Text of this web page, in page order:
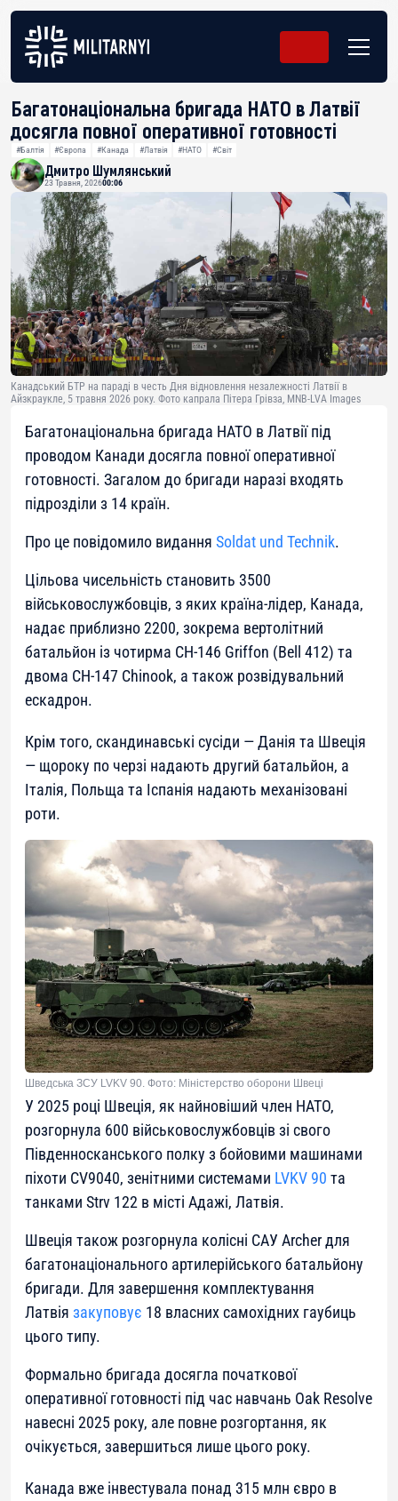
Багатонаціональна бригада НАТО в Латвії
досягла повної оперативної готовності
#Балтія #Європа #Канада #Латвія #НАТО #Світ
Дмитро Шумлянський
23 Травня, 202600:06
Канадський БТР на параді в честь Дня відновлення незалежності Латвії в
Айзкраукле, 5 травня 2026 року. Фото капрала Пітера Грівза, MNB-LVA Images
Багатонаціональна бригада НАТО в Латвії під
проводом Канади досягла повної оперативної
готовності. Загалом до бригади наразі входять
підрозділи з 14 країн.
Про це повідомило видання Soldat und Technik.
Цільова чисельність становить 3500
військовослужбовців, з яких країна-лідер, Канада,
надає приблизно 2200, зокрема вертолітний
батальйон із чотирма CH-146 Griffon (Bell 412) та
двома CH-147 Chinook, а також розвідувальний
ескадрон.
Крім того, скандинавські сусіди — Данія та Швеція
— щороку по черзі надають другий батальйон, а
Італія, Польща та Іспанія надають механізовані
роти.
Шведська ЗСУ LVKV 90. Фото: Міністерство оборони Швеці
У 2025 році Швеція, як найновіший член НАТО,
розгорнула 600 військовослужбовців зі свого
Південносканського полку з бойовими машинами
піхоти CV9040, зенітними системами LVKV 90 та
танками Strv 122 в місті Адажі, Латвія.
Швеція також розгорнула колісні САУ Archer для
багатонаціонального артилерійського батальйону
бригади. Для завершення комплектування
Латвія закуповує 18 власних самохідних гаубиць
цього типу.
Формально бригада досягла початкової
оперативної готовності під час навчань Oak Resolve
навесні 2025 року, але повне розгортання, як
очікується, завершиться лише цього року.
Канада вже інвестувала понад 315 млн євро в